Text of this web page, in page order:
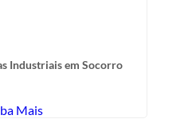
Industriais em Socorro
Mais